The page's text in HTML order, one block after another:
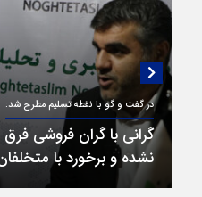
در گفت و گو با نقطه تسلیم مطرح شد:
گرانی با گران‌ فروشی فرق
نشده و برخورد با